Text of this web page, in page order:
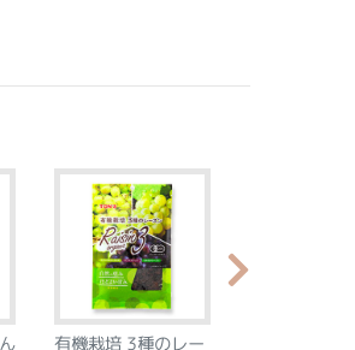
有機栽培 3種のレー